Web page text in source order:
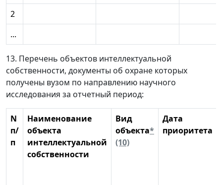
2
...
13. Перечень объектов интеллектуальной
собственности, документы об охране которых
получены вузом по направлению научного
исследования за отчетный период:
N
п/
п
Наименование
объекта
интеллектуальной
собственности
Вид
объекта*
(10)
Дата
приоритета